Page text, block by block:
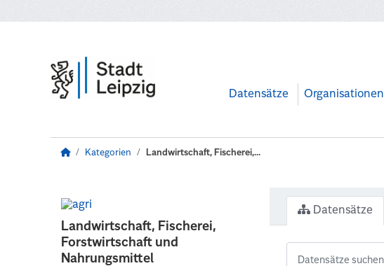
Datensätze Organisationen
Kategorien Landwirtschaft, Fischerei,...
Landwirtschaft, Fischerei,
Forstwirtschaft und
Nahrungsmittel
Datensätze